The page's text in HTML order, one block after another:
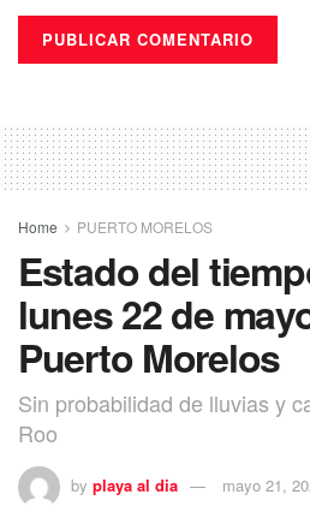
Home PUERTO MORELOS
Estado del
lunes 22 de
Puerto Morelos
Sin probabilidad de lluvias y
Roo
by playa al dia mayo 21,